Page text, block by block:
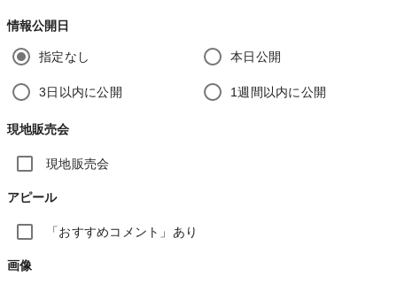
情報公開日
指定なし 本日公開
3日以内に公開 1週間以内に公開
現地販売会
現地販売会
アピール
「おすすめコメント」あり
画像